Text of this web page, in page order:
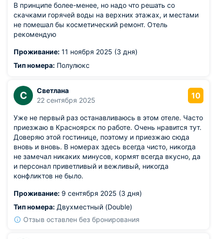
В принципе более-менее, но надо что решать со
скачками горячей воды на верхних этажах, и местами
не помешал бы косметический ремонт. Отель
рекомендую
Проживание: 11 ноября 2025 (3 дня)
Тип номера: Полулюкс
С
Светлана
22 сентября 2025
10
Уже не первый раз останавливаюсь в этом отеле. Часто
приезжаю в Красноярск по работе. Очень нравится тут.
Доверяю этой гостинице, поэтому и приезжаю сюда
вновь и вновь. В номерах здесь всегда чисто, никогда
не замечал никаких минусов, кормят всегда вкусно, да
и персонал приветливый и вежливый, никогда
конфликтов не было.
Проживание: 9 сентября 2025 (3 дня)
Тип номера: Двухместный (Double)
Отзыв оставлен без бронирования